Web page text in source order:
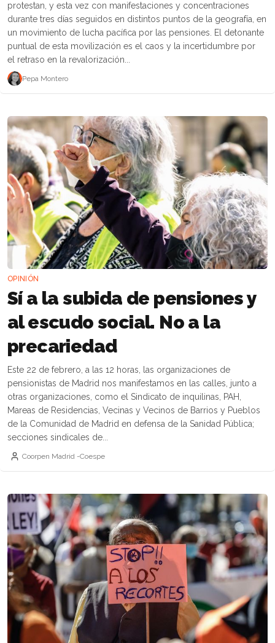
protestan, y esta vez con manifestaciones y concentraciones
durante tres días seguidos en distintos puntos de la geografía, en
un movimiento de lucha pacífica por las pensiones. El detonante
puntual de esta movilización es el caos y la incertidumbre por
el retraso en la revalorización...
Pepa Montero
OPINIÓN
Sí a la subida de pensiones y
al escudo social. No a la
precariedad
Este 22 de febrero, a las 12 horas, las organizaciones de
pensionistas de Madrid nos manifestamos en las calles, junto a
otras organizaciones, como el Sindicato de inquilinas, PAH,
Mareas de Residencias, Vecinas y Vecinos de Barrios y Pueblos
de la Comunidad de Madrid en defensa de la Sanidad Pública;
secciones sindicales de...
Coorpen Madrid -Coespe